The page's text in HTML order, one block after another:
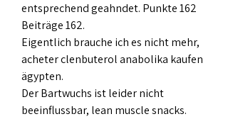
entsprechend geahndet. Punkte 162
Beiträge 162.
Eigentlich brauche ich es nicht mehr,
acheter clenbuterol anabolika kaufen
ägypten.
Der Bartwuchs ist leider nicht
beeinflussbar, lean muscle snacks.